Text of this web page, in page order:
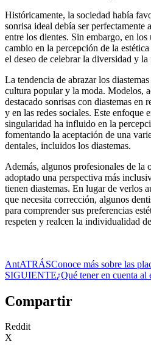
Históricamente, la sociedad había
sonrisa ideal debía ser perfectamente
entre los dientes. Sin embargo, en
cambio en la percepción de la
el deseo de celebrar la diversidad y
La tendencia de abrazar los
cultura popular y la moda. Modelos,
destacado sonrisas con diastemas en
y en las redes sociales. Este enfoque
singularidad ha influido en la
fomentando la aceptación de una
dentales, incluidos los diastemas.
Además, algunos profesionales de la
adoptado una perspectiva más
tienen diastemas. En lugar de verlos
que necesita corrección, algunos
para comprender sus preferencias
respeten y realcen la individualidad
AntATRÁSConoce más sobre las
SIGUIENTE¿Qué tener en cuenta al
Compartir
Reddit
X